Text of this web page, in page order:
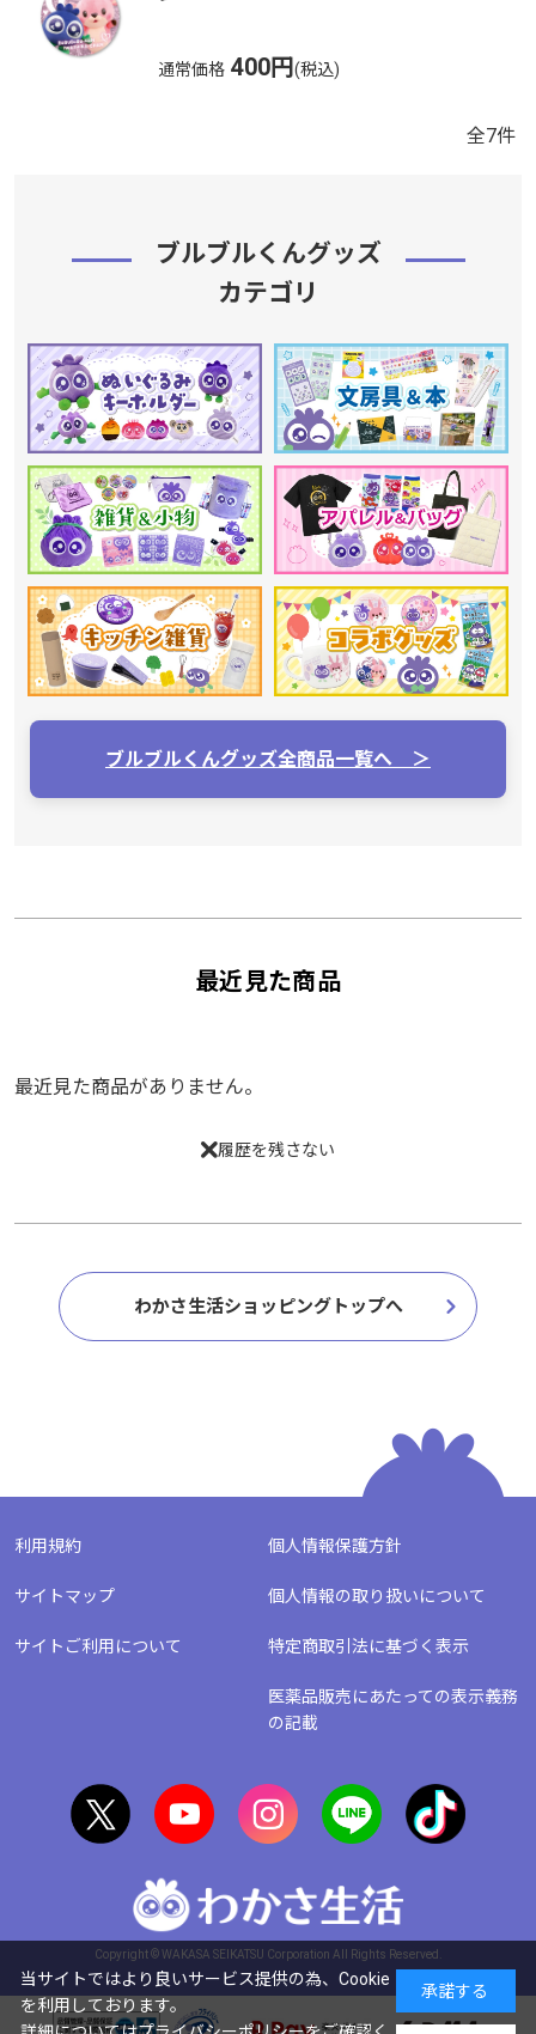
通常価格 400円
全7件
ブルブルくんグッズ
カテゴリ
ブルブルくんグッズ全商品一覧へ ＞
最近見た商品
最近見た商品がありません。
履歴を残さない
わかさ生活ショッピングトップへ
利用規約 個人情報保護方針
サイトマップ 個人情報の取り扱いについて
サイトご利用について 特定商取引法に基づく表示
医薬品販売にあたっての表示義務
の記載
Copyright © WAKASA SEIKATSU Corporation All Rights Reserved.
当サイトではより良いサービス提供の為、Cookie
を利用しております。
承諾する